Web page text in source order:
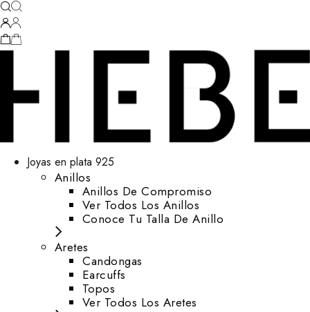
Joyas en plata 925
Anillos
Anillos De Compromiso
Ver Todos Los Anillos
Conoce Tu Talla De Anillo
Aretes
⁠Candongas
Earcuffs
Topos
Ver Todos Los Aretes